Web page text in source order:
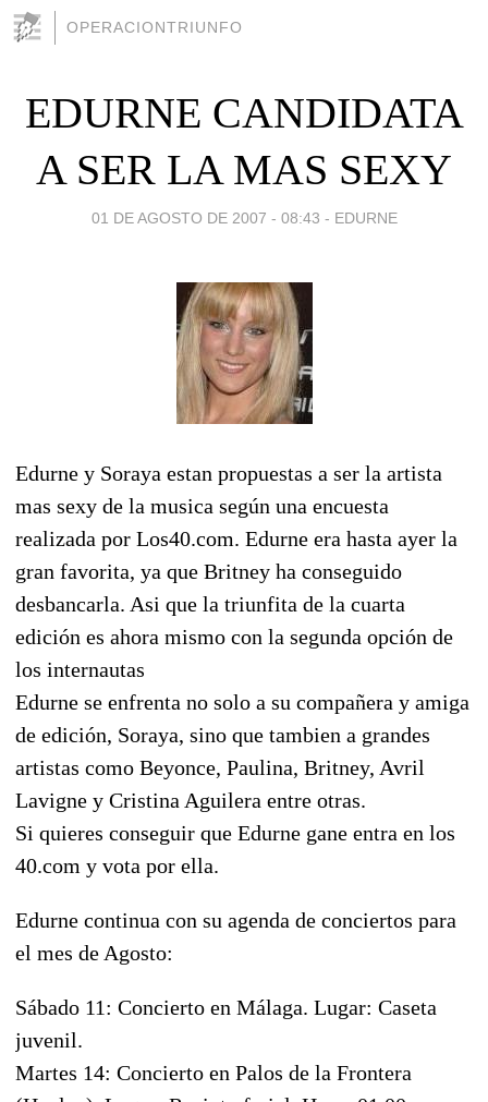
OPERACIONTRIUNFO
EDURNE CANDIDATA
A SER LA MAS SEXY
01 DE AGOSTO DE 2007 - 08:43 - EDURNE
Edurne y Soraya estan propuestas a ser la artista
mas sexy de la musica según una encuesta
realizada por Los40.com. Edurne era hasta ayer la
gran favorita, ya que Britney ha conseguido
desbancarla. Asi que la triunfita de la cuarta
edición es ahora mismo con la segunda opción de
los internautas
Edurne se enfrenta no solo a su compañera y amiga
de edición, Soraya, sino que tambien a grandes
artistas como Beyonce, Paulina, Britney, Avril
Lavigne y Cristina Aguilera entre otras.
Si quieres conseguir que Edurne gane entra en los
40.com y vota por ella.
Edurne continua con su agenda de conciertos para
el mes de Agosto:
Sábado 11: Concierto en Málaga. Lugar: Caseta
juvenil.
Martes 14: Concierto en Palos de la Frontera